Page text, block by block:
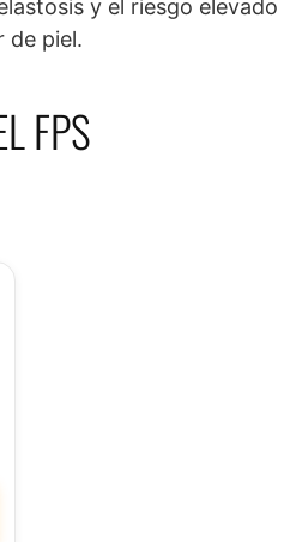
y el riesgo elevado
de piel.
FPS